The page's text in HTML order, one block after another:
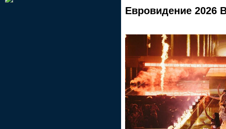
Евровидение 2026